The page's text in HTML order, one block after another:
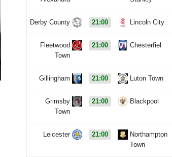
Derby County 21:00 Lincoln City
Fleetwood
Town
21:00 Chesterfiel
Gillingham 21:00 Luton Town
Grimsby
Town
21:00 Blackpool
Leicester 21:00
Northampton
Town